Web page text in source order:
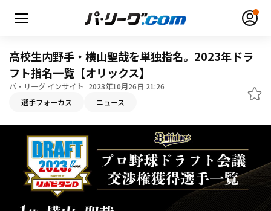
無料アカウント登録
HOME
動画
日程・結果
高校生内野手・横山聖哉を単独指名。2023年ドラ
フト指名一覧【オリックス】
パ・リーグ インサイト 2023年10月26日 21:26
選手フォーカス ニュース